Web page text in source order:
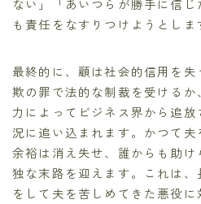
ない」「あいつらが勝手に信
も責任をなすりつけようとしま
最終的に、顧は社会的信用を
欺の罪で法的な制裁を受ける
力によってビジネス界から追
況に追い込まれます。かつて
余裕は消え失せ、誰からも助
独な末路を迎えます。これは
をして夫を苦しめてきた悪役